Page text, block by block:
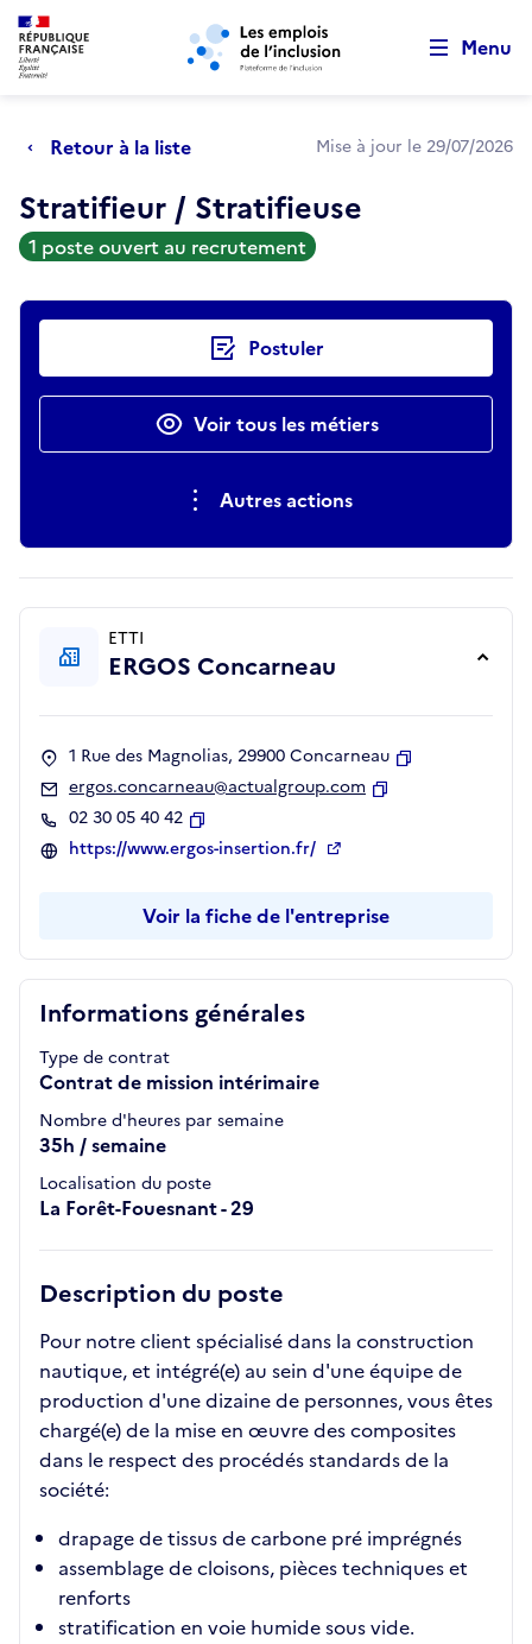
Aller au menu principal Aller au contenu principal
Menu
Retour à la liste Mise à jour le 29/07/2026
Stratifieur / Stratifieuse
1 poste ouvert au recrutement
Actions rapides Postuler
Voir tous les métiers
Autres actions
Informations générales
Type de contrat
Contrat de mission intérimaire
Nombre d'heures par semaine
35h / semaine
Localisation du poste
La Forêt-Fouesnant - 29
Description du poste
Pour notre client spécialisé dans la construction
nautique, et intégré(e) au sein d'une équipe de
production d'une dizaine de personnes, vous êtes
chargé(e) de la mise en œuvre des composites
dans le respect des procédés standards de la
société:
drapage de tissus de carbone pré imprégnés
assemblage de cloisons, pièces techniques et
renforts
stratification en voie humide sous vide.
ETTI
ERGOS Concarneau
1 Rue des Magnolias, 29900 Concarneau
ergos.concarneau@actualgroup.com
02 30 05 40 42
Copier
https://www.ergos-insertion.fr/
Voir la fiche de l'entreprise
Retour au début de la page
Panneau de gestion des cookies